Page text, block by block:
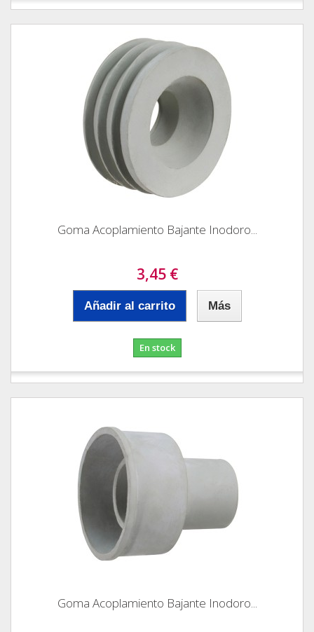
Goma Acoplamiento Bajante Inodoro...
3,45 €
Añadir al carrito Más
En stock
Goma Acoplamiento Bajante Inodoro...